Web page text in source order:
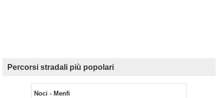
Percorsi stradali più popolari
Noci - Menfi